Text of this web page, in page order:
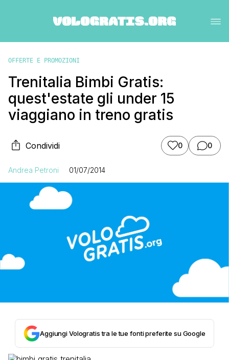
OFFERTE E PROMOZIONI
Trenitalia Bimbi Gratis:
quest'estate gli under 15
viaggiano in treno gratis
Condividi 0 0
Andrea Petroni 01/07/2014
Aggiungi Vologratis tra le tue fonti preferite su Google